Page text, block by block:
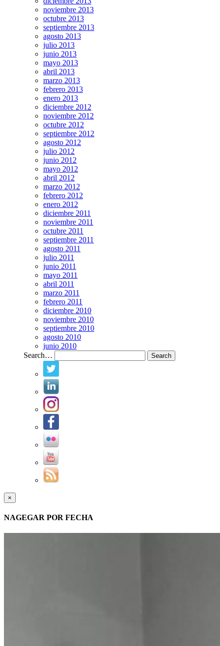
noviembre 2013
octubre 2013
septiembre 2013
agosto 2013
julio 2013
junio 2013
mayo 2013
abril 2013
marzo 2013
febrero 2013
enero 2013
diciembre 2012
noviembre 2012
octubre 2012
septiembre 2012
agosto 2012
julio 2012
junio 2012
mayo 2012
abril 2012
marzo 2012
febrero 2012
enero 2012
diciembre 2011
noviembre 2011
octubre 2011
septiembre 2011
agosto 2011
julio 2011
junio 2011
mayo 2011
abril 2011
marzo 2011
febrero 2011
diciembre 2010
noviembre 2010
septiembre 2010
agosto 2010
junio 2010
Search…
×
NAGEGAR POR FECHA